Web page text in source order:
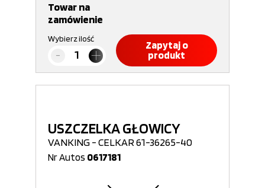
Towar na
zamówienie
Wybierz ilość
Zapytaj o
produkt
USZCZELKA GŁOWICY
VANKING - CELKAR 61-36265-40
Nr Autos 0617181